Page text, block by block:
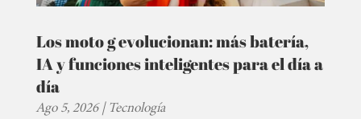
Los moto g evolucionan: más batería,
IA y funciones inteligentes para el día a
día
Ago 5, 2026|Tecnología